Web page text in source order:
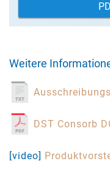
Weitere
DST Consorb
[video]